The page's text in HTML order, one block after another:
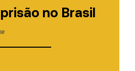
no Brasil